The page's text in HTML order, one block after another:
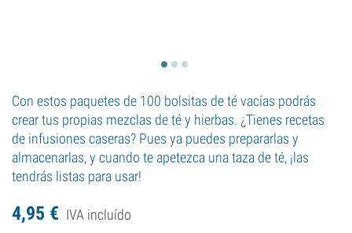
Con estos paquetes de 100 bolsitas de té vacías podrás
crear tus propias mezclas de té y hierbas. ¿Tienes recetas
de infusiones caseras? Pues ya puedes prepararlas y
almacenarlas, y cuando te apetezca una taza de té, ¡las
tendrás listas para usar!
4,95 € IVA incluído